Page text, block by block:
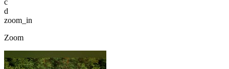
c
d
zoom_in
Zoom